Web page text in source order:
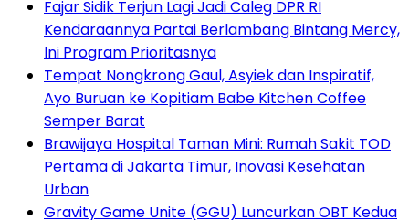
Fajar Sidik Terjun Lagi Jadi Caleg DPR RI
Kendaraannya Partai Berlambang Bintang Mercy,
Ini Program Prioritasnya
Tempat Nongkrong Gaul, Asyiek dan Inspiratif,
Ayo Buruan ke Kopitiam Babe Kitchen Coffee
Semper Barat
Brawijaya Hospital Taman Mini: Rumah Sakit TOD
Pertama di Jakarta Timur, Inovasi Kesehatan
Urban
Gravity Game Unite (GGU) Luncurkan OBT Kedua